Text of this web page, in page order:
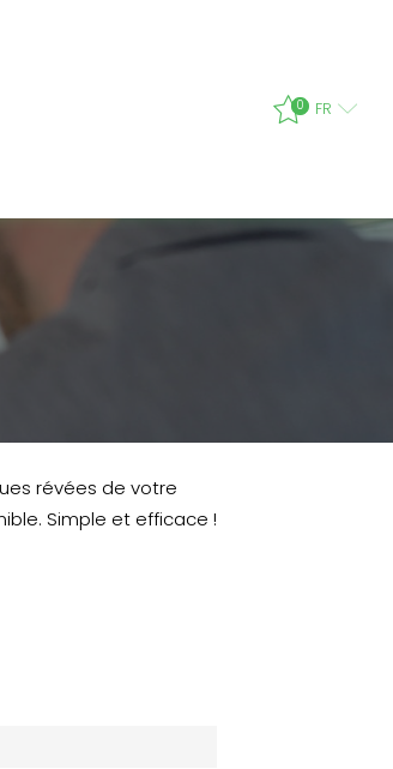
0 FR
révées de votre
Simple et efficace !